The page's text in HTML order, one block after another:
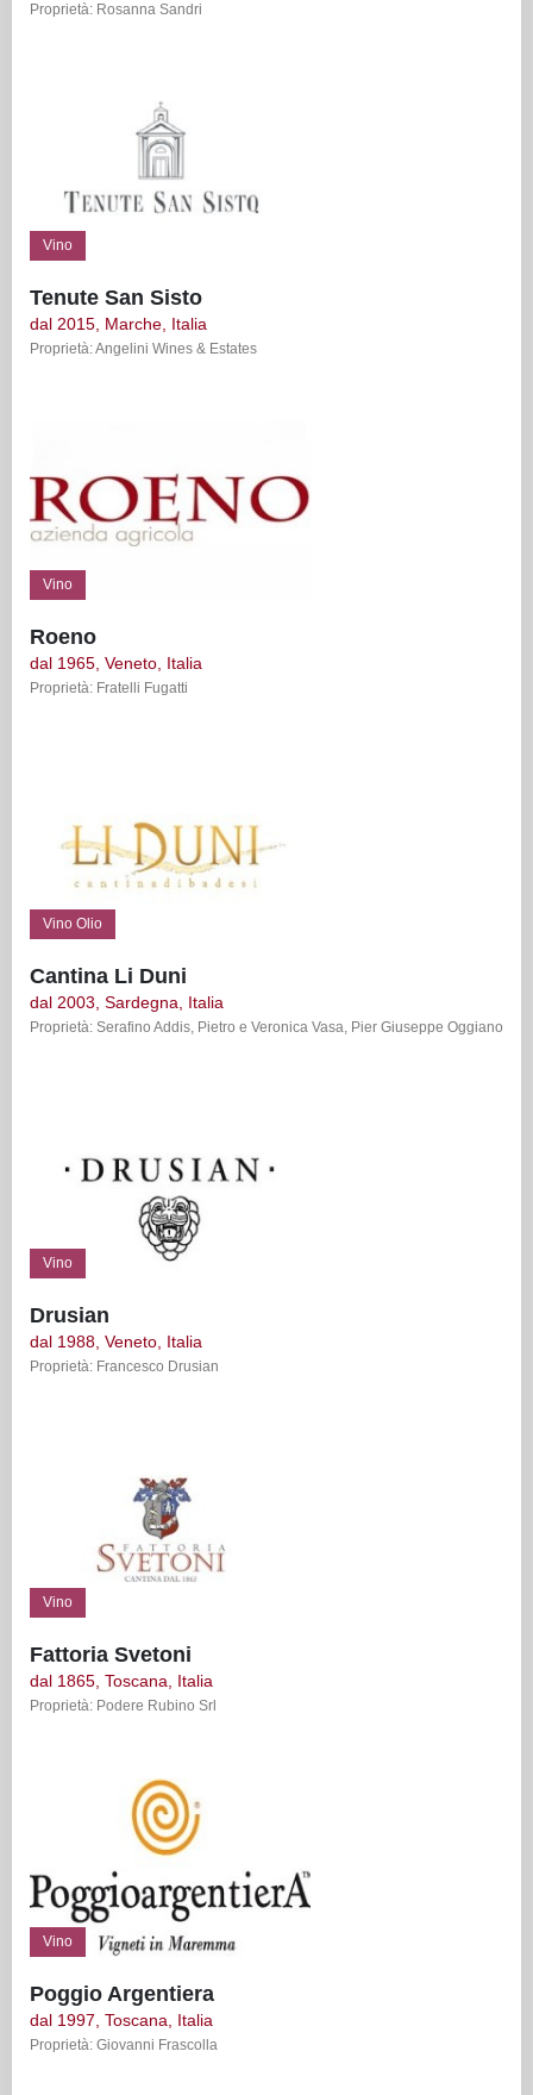
Proprietà: Rosanna Sandri
Vino
Tenute San Sisto
dal 2015, Marche, Italia
Proprietà: Angelini Wines & Estates
Vino
Roeno
dal 1965, Veneto, Italia
Proprietà: Fratelli Fugatti
Vino Olio
Cantina Li Duni
dal 2003, Sardegna, Italia
Proprietà: Serafino Addis, Pietro e Veronica Vasa, Pier Giuseppe Oggiano
Vino
Drusian
dal 1988, Veneto, Italia
Proprietà: Francesco Drusian
Vino
Fattoria Svetoni
dal 1865, Toscana, Italia
Proprietà: Podere Rubino Srl
Vino
Poggio Argentiera
dal 1997, Toscana, Italia
Proprietà: Giovanni Frascolla